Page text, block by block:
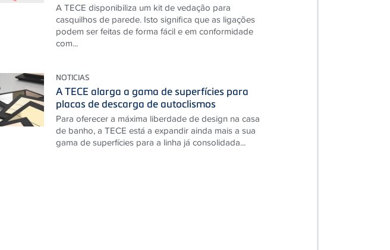
A TECE disponibiliza um kit de vedação para
casquilhos de parede. Isto significa que as ligações
podem ser feitas de forma fácil e em conformidade
com...
NOTICIAS
A TECE alarga a gama de superfícies para
placas de descarga de autoclismos
Para oferecer a máxima liberdade de design na casa
de banho, a TECE está a expandir ainda mais a sua
gama de superfícies para a linha já consolidada...